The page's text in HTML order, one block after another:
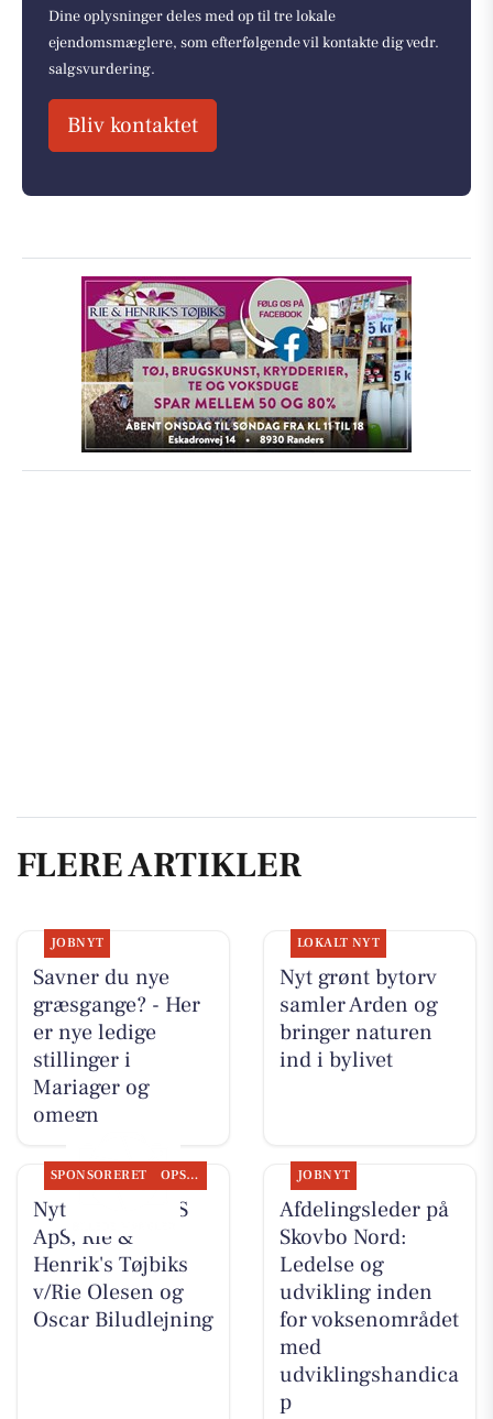
Dine oplysninger deles med op til tre lokale
ejendomsmæglere, som efterfølgende vil kontakte dig vedr.
salgsvurdering.
Bliv kontaktet
FLERE ARTIKLER
JOBNYT
Savner du nye
græsgange? - Her
er nye ledige
stillinger i
Mariager og
omegn
LOKALT NYT
Nyt grønt bytorv
samler Arden og
bringer naturen
ind i bylivet
SPONSORERET OPSLAGSTAVLEN
Nyt fra TT CARS
ApS, Rie &
Henrik's Tøjbiks
v/Rie Olesen og
Oscar Biludlejning
JOBNYT
Afdelingsleder på
Skovbo Nord:
Ledelse og
udvikling inden
for voksenområdet
med
udviklingshandica
p